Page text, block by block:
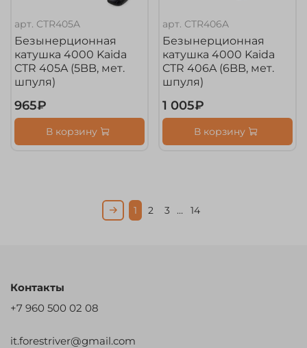
арт. CTR405A
Безынерционная
катушка 4000 Kaida
CTR 405A (5BB, мет.
шпуля)
965₽
В корзину
арт. CTR406A
Безынерционная
катушка 4000 Kaida
CTR 406A (6BB, мет.
шпуля)
1 005₽
В корзину
1 2 3 … 14
Контакты
+7 960 500 02 08
it.forestriver@gmail.com